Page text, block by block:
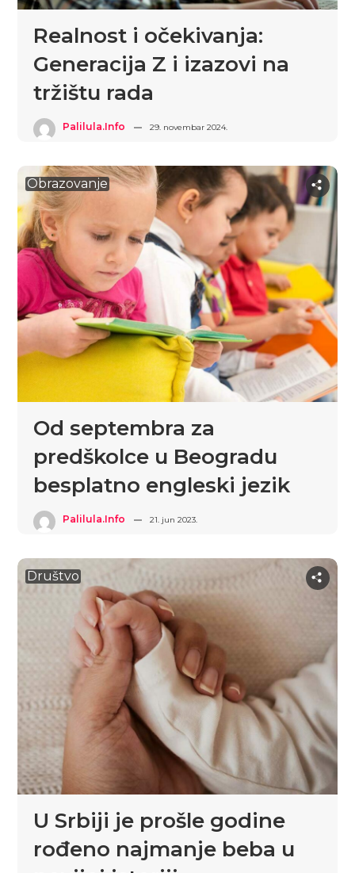
Realnost i očekivanja:
Generacija Z i izazovi na
tržištu rada
Palilula.info 29. novembar 2024.
Obrazovanje
Od septembra za
predškolce u Beogradu
besplatno engleski jezik
Palilula.info 21. jun 2023.
Društvo
U Srbiji je prošle godine
rođeno najmanje beba u